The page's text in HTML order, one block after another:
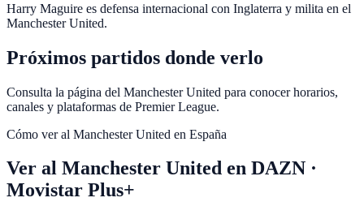
Harry Maguire es defensa internacional con Inglaterra y milita en el
Manchester United.
Próximos partidos donde verlo
Consulta la página del Manchester United para conocer horarios,
canales y plataformas de Premier League.
Cómo ver al Manchester United en España
Ver al Manchester United en DAZN ·
Movistar Plus+